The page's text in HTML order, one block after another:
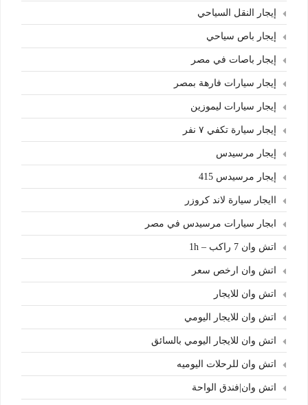
إيجار النقل السياحي
إيجار باص سياحي
إيجار باصات في مصر
إيجار سيارات فارهة بمصر
إيجار سيارات ليموزين
إيجار سيارة تكفي ٧ نفر
إيجار مرسيدس
إيجار مرسيدس 415
اايجار سيارة لاند كروزر
ابجار سيارات مرسيدس في مصر
اتش وان 7 راكب – 1h
اتش وان ارخص سعر
اتش وان للايجار
اتش وان للايجار اليومي
اتش وان للايجار اليومي بالسائق
اتش وان للرحلات اليوميه
اتش وان|فندق الواحة